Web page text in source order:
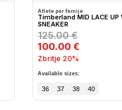
Atlete per femije
Timberland MID LACE UP
SNEAKER
125.00 €
100.00 €
Zbritje 20%
Available sizes:
36 37 38 40